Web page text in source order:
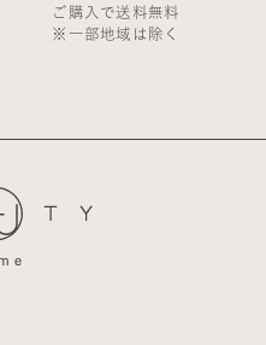
ご購入で送料無料
※一部地域は除く